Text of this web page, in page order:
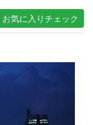
お気に入りチェック